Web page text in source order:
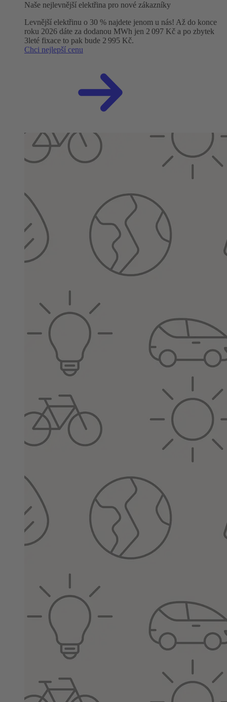
Naše nejlevnější elektřina pro nové zákazníky
Levnější elektřinu o 30 % najdete jenom u nás! Až do konce
roku 2026 dáte za dodanou MWh jen 2 097 Kč a po zbytek
3leté fixace to pak bude 2 995 Kč.
Chci nejlepší cenu